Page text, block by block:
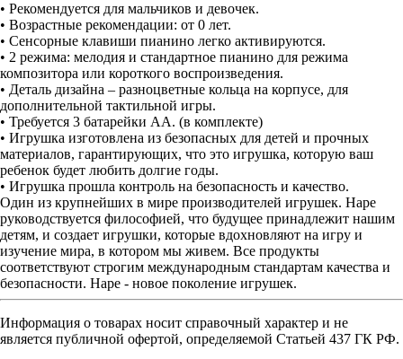
• Рекомендуется для мальчиков и девочек.
• Возрастные рекомендации: от 0 лет.
• Сенсорные клавиши пианино легко активируются.
• 2 режима: мелодия и стандартное пианино для режима
композитора или короткого воспроизведения.
• Деталь дизайна – разноцветные кольца на корпусе, для
дополнительной тактильной игры.
• Требуется 3 батарейки АА. (в комплекте)
• Игрушка изготовлена из безопасных для детей и прочных
материалов, гарантирующих, что это игрушка, которую ваш
ребенок будет любить долгие годы.
• Игрушка прошла контроль на безопасность и качество.
Один из крупнейших в мире производителей игрушек. Hape
руководствуется философией, что будущее принадлежит нашим
детям, и создает игрушки, которые вдохновляют на игру и
изучение мира, в котором мы живем. Все продукты
соответствуют строгим международным стандартам качества и
безопасности. Hape - новое поколение игрушек.
Информация о товарах носит справочный характер и не
является публичной офертой, определяемой Статьей 437 ГК РФ.